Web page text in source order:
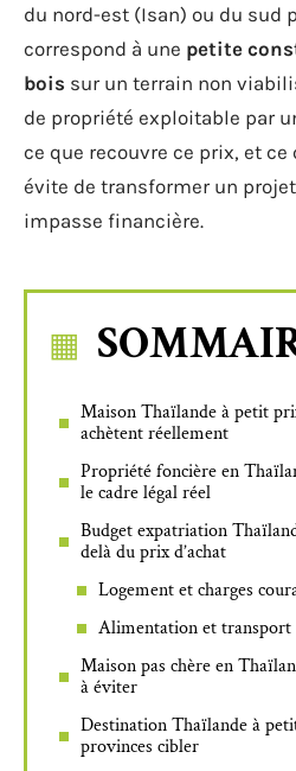
du nord-est (Isan) ou du sud
correspond à une petite
bois sur un terrain non
de propriété exploitable par
ce que recouvre ce prix, et ce
évite de transformer un
impasse financière.
Maison Thaïlande à petit
achètent réellement
Propriété foncière en
le cadre légal réel
Budget expatriation
delà du prix d’achat
Logement et charges
Alimentation et transport
Maison pas chère en
à éviter
Destination Thaïlande à
provinces cibler